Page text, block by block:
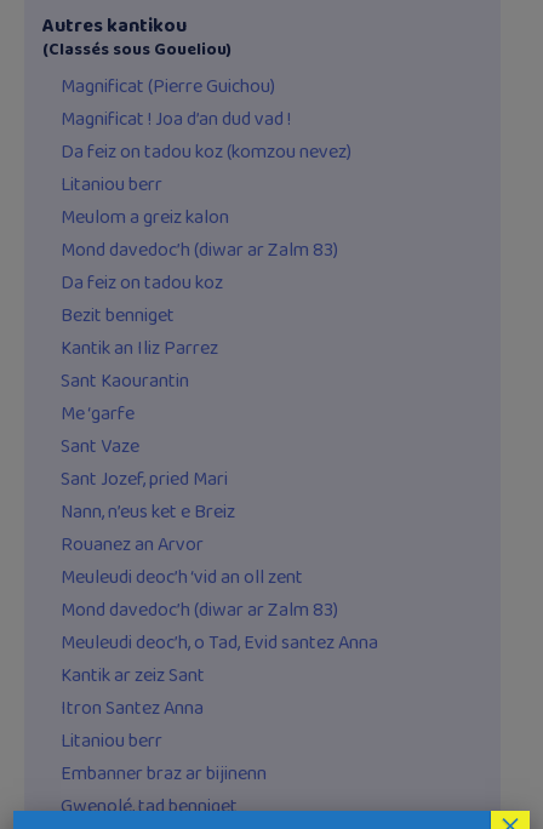
Autres kantikou
(Classés sous Goueliou)
Magnificat (Pierre Guichou)
Magnificat ! Joa d’an dud vad !
Da feiz on tadou koz (komzou nevez)
Litaniou berr
Meulom a greiz kalon
Mond davedoc’h (diwar ar Zalm 83)
Da feiz on tadou koz
Bezit benniget
Kantik an Iliz Parrez
Sant Kaourantin
Me ‘garfe
Sant Vaze
Sant Jozef, pried Mari
Nann, n’eus ket e Breiz
Rouanez an Arvor
Meuleudi deoc’h ‘vid an oll zent
Mond davedoc’h (diwar ar Zalm 83)
Meuleudi deoc’h, o Tad, Evid santez Anna
Kantik ar zeiz Sant
Itron Santez Anna
Litaniou berr
Embanner braz ar bijinenn
Gwenolé, tad benniget